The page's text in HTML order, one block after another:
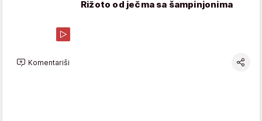
Rižoto od ječma sa šampinjonima
Komentariši